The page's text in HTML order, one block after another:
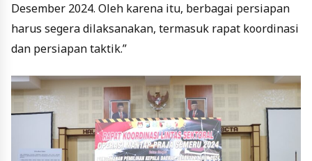
Desember 2024. Oleh karena itu, berbagai persiapan
harus segera dilaksanakan, termasuk rapat koordinasi
dan persiapan taktik.”